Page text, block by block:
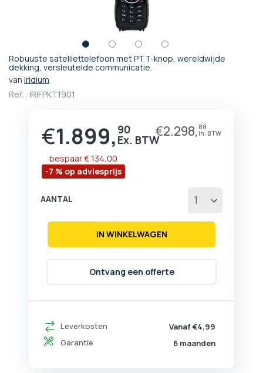
Robuuste satelliettelefoon met PTT-knop, wereldwijde
dekking, versleutelde communicatie.
van Iridium
Ref. : IRIFPKT1901
Prijs
€1.899, 90 €2.298, 88
-7 % op adviesprijs
bespaar€ 134,00
Leverkosten
Vanaf €4,99
Garantie
6 maanden
AANTAL
IN WINKELWAGEN
Ontvang een offerte
Ga
naar
begin
afbeeldingen-